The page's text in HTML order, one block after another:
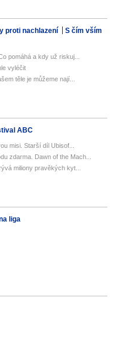
proti nachlazení
S čím vším
pomáhá a kdy už riskuj...
vyléčit
těle je můžeme nají...
ABC
misi. Starší díl Ubisof...
zdarma. Dawn of the Mach...
miliony pravěkých kyt...
liga